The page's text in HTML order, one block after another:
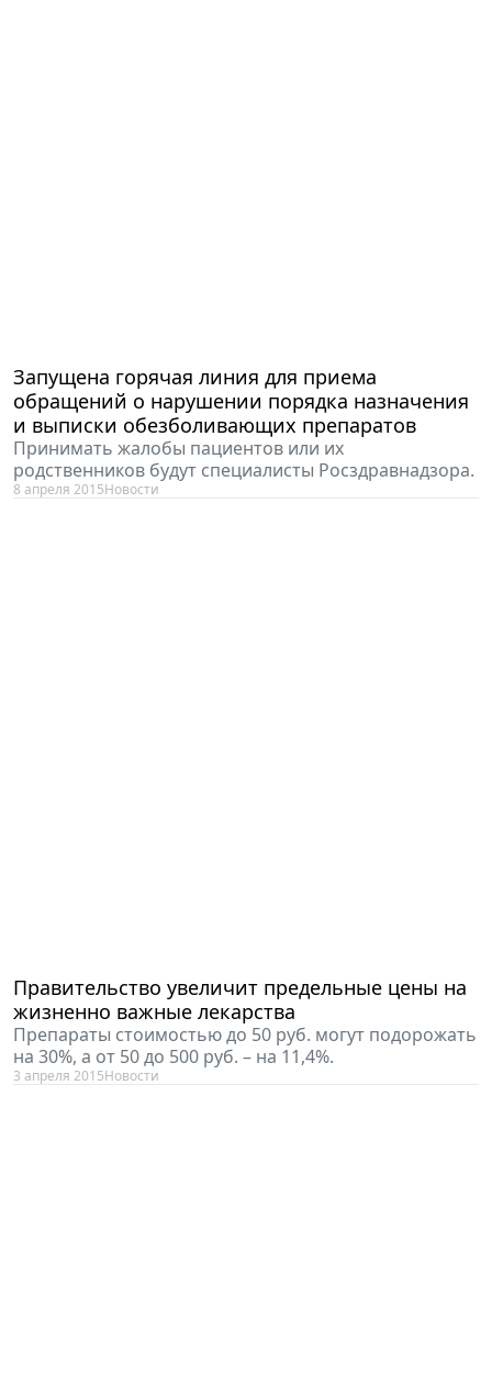
Запущена горячая линия для приема
обращений о нарушении порядка назначения
и выписки обезболивающих препаратов
Принимать жалобы пациентов или их
родственников будут специалисты Росздравнадзора.
8 апреля 2015Новости
Правительство увеличит предельные цены на
жизненно важные лекарства
Препараты стоимостью до 50 руб. могут подорожать
на 30%, а от 50 до 500 руб. – на 11,4%.
3 апреля 2015Новости